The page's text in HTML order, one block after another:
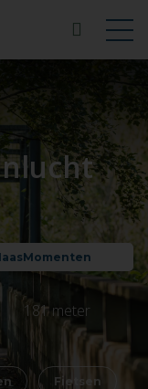
181 meter
Fietsen